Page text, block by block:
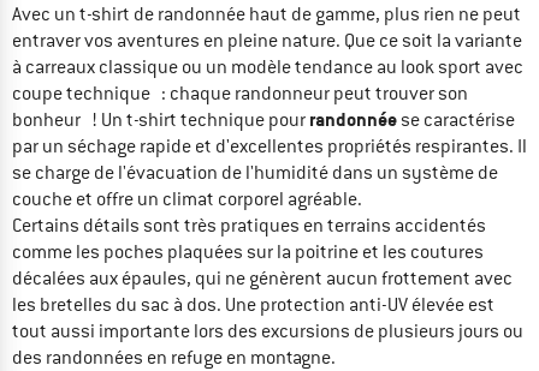
Avec un t-shirt de randonnée haut de gamme, plus rien ne peut
entraver vos aventures en pleine nature. Que ce soit la variante
à carreaux classique ou un modèle tendance au look sport avec
coupe technique : chaque randonneur peut trouver son
bonheur ! Un t-shirt technique pour randonnéese caractérise
par un séchage rapide et d'excellentes propriétés respirantes. Il
se charge de l'évacuation de l'humidité dans un système de
couche et offre un climat corporel agréable.
Certains détails sont très pratiques en terrains accidentés
comme les poches plaquées sur la poitrine et les coutures
décalées aux épaules, qui ne génèrent aucun frottement avec
les bretelles du sac à dos. Une protection anti-UV élevée est
tout aussi importante lors des excursions de plusieurs jours ou
des randonnées en refuge en montagne.